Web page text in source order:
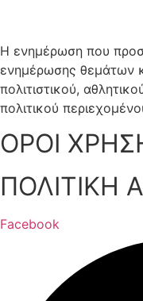
Η ενημέρωση που
ενημέρωσης θεμάτων
πολιτιστικού,
πολιτικού
ΟΡΟΙ
ΠΟΛΙΤΙΚΗ
Facebook